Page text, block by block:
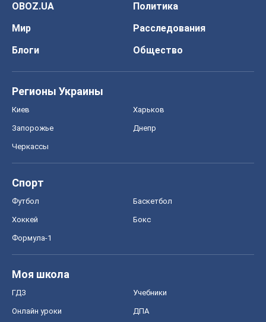
OBOZ.UA
Политика
Мир
Расследования
Блоги
Общество
Регионы Украины
Киев Харьков
Запорожье Днепр
Черкассы
Спорт
Футбол Баскетбол
Хоккей Бокс
Формула-1
Моя школа
ГДЗ Учебники
Онлайн уроки ДПА